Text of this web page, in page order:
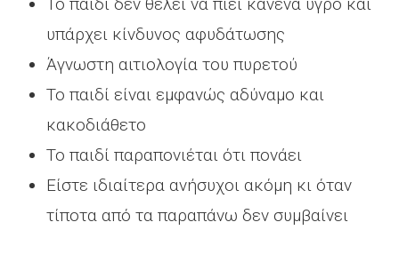
Το παιδί δεν θέλει να πιει κανένα υγρό και
υπάρχει κίνδυνος αφυδάτωσης
Άγνωστη αιτιολογία του πυρετού
Το παιδί είναι εμφανώς αδύναμο και
κακοδιάθετο
Το παιδί παραπονιέται ότι πονάει
Είστε ιδιαίτερα ανήσυχοι ακόμη κι όταν
τίποτα από τα παραπάνω δεν συμβαίνει